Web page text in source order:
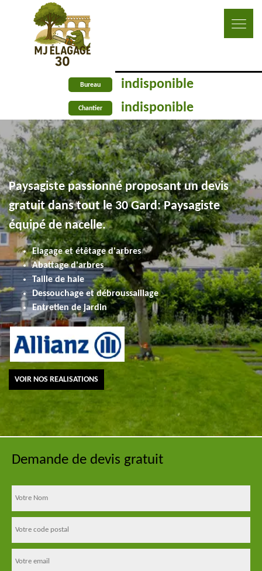
Bureau indisponible
Chantier indisponible
Paysagiste passionné proposant un devis
gratuit dans tout le 30 Gard: Paysagiste
équipé de nacelle.
Elagage et étêtage d'arbres
Abattage d'arbres
Taille de haie
Dessouchage et débroussaillage
Entretien de jardin
VOIR NOS REALISATIONS
Demande de devis gratuit